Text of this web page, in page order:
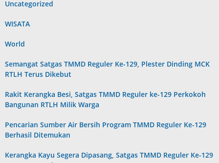
Uncategorized
WISATA
World
Semangat Satgas TMMD Reguler Ke-129, Plester Dinding MCK
RTLH Terus Dikebut
Rakit Kerangka Besi, Satgas TMMD Reguler ke-129 Perkokoh
Bangunan RTLH Milik Warga
Pencarian Sumber Air Bersih Program TMMD Reguler Ke-129
Berhasil Ditemukan
Kerangka Kayu Segera Dipasang, Satgas TMMD Reguler Ke-129